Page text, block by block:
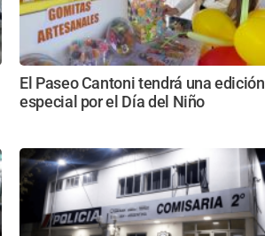
El Paseo Cantoni tendrá una edición
especial por el Día del Niño